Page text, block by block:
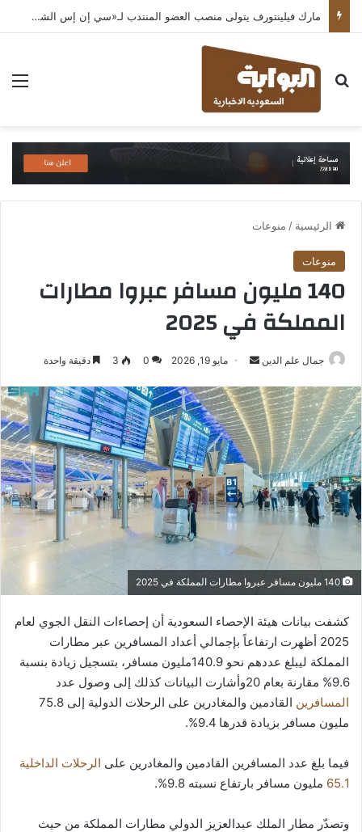
مارك فيلينتورف يتولى منصب العضو المنتدب لـ«سي إن إس الشرق الأوسط» ويشرف على شركات قطاع التكنولوجيا ضمن مجموعة غباش
بحث عن
الرئيسية / منوعات
منوعات
140 مليون مسافر عبروا مطارات
المملكة في 2025
جمال علم الدين
أرسل
إلكترونيا
مايو 19, 2026 0
3 دقيقة واحدة
كشفت بيانات هيئة الإحصاء السعودية أن إحصاءات النقل الجوي لعام
2025 أظهرت ارتفاعاً بإجمالي أعداد المسافرين عبر مطارات
المملكة ليبلغ عددهم نحو 140.9مليون مسافر، بتسجيل زيادة بنسبة
9.6% مقارنة بعام 20وأشارت البيانات كذلك إلى وصول عدد
المسافرين
القادمين والمغادرين على الرحلات الدولية إلى 75.8
مليون مسافر بزيادة قدرها 9.4%.
فيما بلغ عدد المسافرين القادمين والمغادرين على الرحلات الداخلية
65.1 مليون مسافر بارتفاع نسبته 9.8%.
وتصدّر مطار الملك عبدالعزيز الدولي مطارات المملكة من حيث